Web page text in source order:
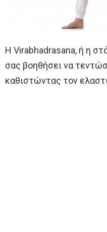
Η Virabhadrasana, ή η
σας βοηθήσει να
καθιστώντας τον